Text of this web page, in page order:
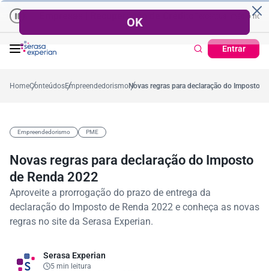
Empresas | Recuperação de Crédito Percentual médio no ano
Entrar
ano Cartão de Crédito |
HomeConteúdosEmpreendedorismoNovas regras para declaração do Imposto
Empreendedorismo PME
Novas regras para declaração do Imposto
de Renda 2022
Aproveite a prorrogação do prazo de entrega da
declaração do Imposto de Renda 2022 e conheça as novas
regras no site da Serasa Experian.
Serasa Experian
5 min leitura